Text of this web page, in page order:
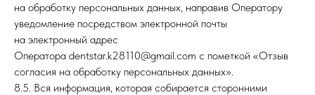
на обработку персональных данных, направив Оператору
уведомление посредством электронной почты
на электронный адрес
Оператора dentstar.k28110@gmail.com с пометкой «Отзыв
согласия на обработку персональных данных».
8.5. Вся информация, которая собирается сторонними